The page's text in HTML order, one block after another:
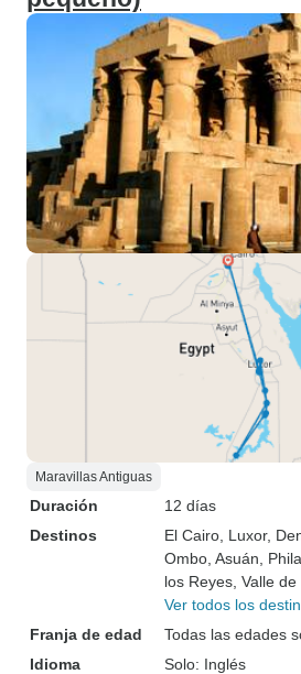
Maravillas Antiguas
Duración
12 días
Destinos
El Cairo , Luxor,
Ombo , Asuán ,
los Reyes , Valle
Ver todos los
Franja de edad
Todas las edades
Idioma
Solo: Inglés